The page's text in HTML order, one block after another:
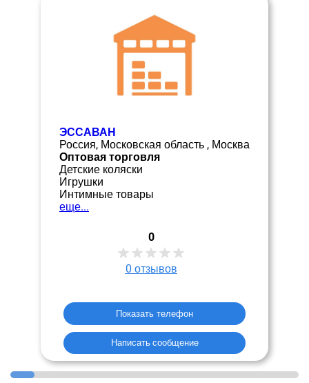
ЭССАВАН
Россия, Московская область , Москва
Оптовая торговля
Детские коляски
Игрушки
Интимные товары
еще...
0
0 отзывов
Показать телефон
Написать сообщение